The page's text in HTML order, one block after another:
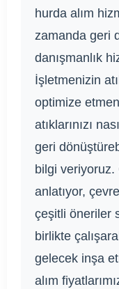
hurda alım
zamanda geri
danışmanlık
İşletmenizin
optimize
atıklarınızı
geri
bilgi veriyoruz.
anlatıyor,
çeşitli öneriler
birlikte
gelecek inşa
alım